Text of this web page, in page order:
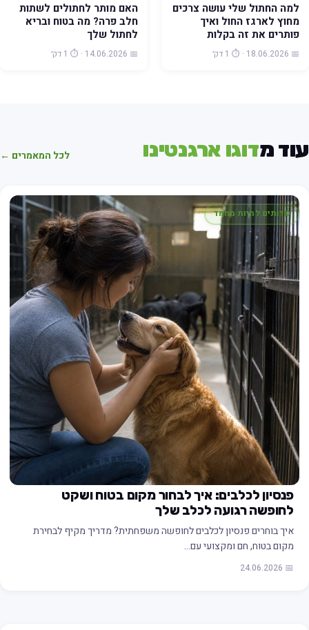
למה החתול שלי עושה צרכים
מחוץ לארגז החול ואיך
פותרים את זה בקלות
📅 18.06.2026 · ⏱️ 1 דק׳
האם מותר לחתולים לשתות
חלב פרה? מה בטוח ובריא
לחתול שלך
📅 14.06.2026 · ⏱️ 1 דק׳
מדוגו ארגנטינו לכל המאמרים ←
שרותים לחיות מחמד
פנסיון לכלבים: איך לבחור מקום בטוח ושקט
לחופשה רגועה לכלב שלך
איך בוחרים פנסיון לכלבים לחופשה משפחתית? מדריך מקיף לבחירת
מקום בטוח, חם ומקצועי עם…
📅 24.06.2026